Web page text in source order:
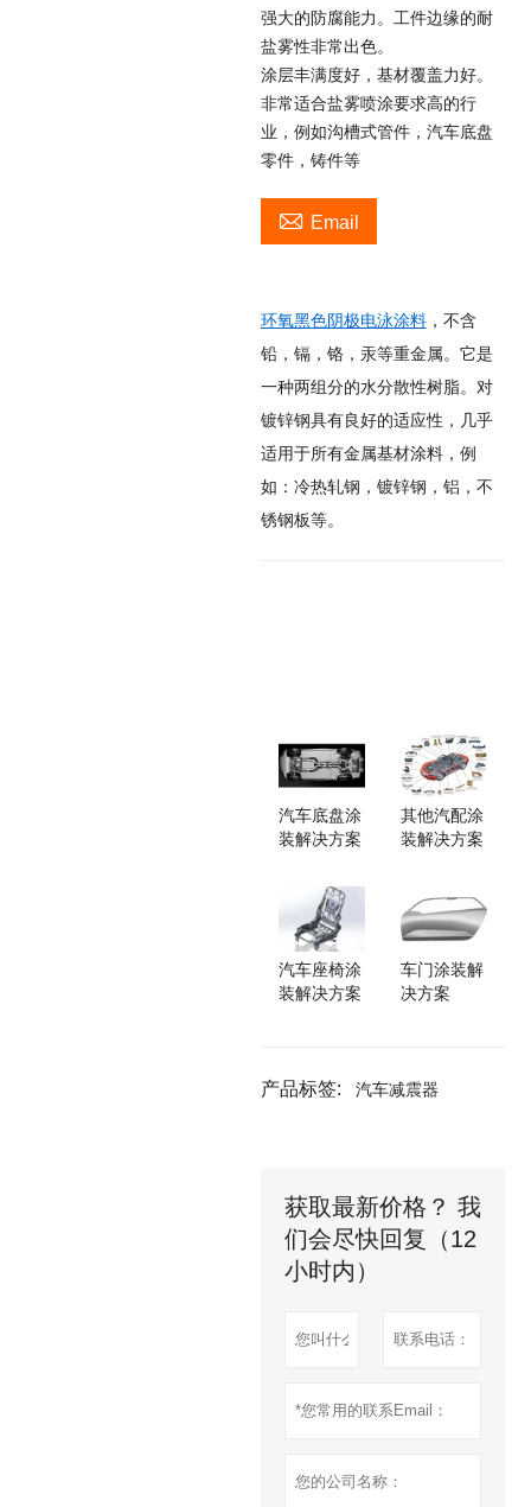
强大的防腐能力。工件边缘的耐
盐雾性非常出色。
涂层丰满度好，基材覆盖力好。
非常适合盐雾喷涂要求高的行
业，例如沟槽式管件，汽车底盘
零件，铸件等
 Email
环氧黑色阴极电泳涂料，不含
铅，镉，铬，汞等重金属。它是
一种两组分的水分散性树脂。对
镀锌钢具有良好的适应性，几乎
适用于所有金属基材涂料，例
如：冷热轧钢，镀锌钢，铝，不
锈钢板等。
汽车底盘涂
装解决方案
其他汽配涂
装解决方案
汽车座椅涂
装解决方案
车门涂装解
决方案
产品标签: 汽车减震器
获取最新价格？ 我
们会尽快回复（12
小时内）